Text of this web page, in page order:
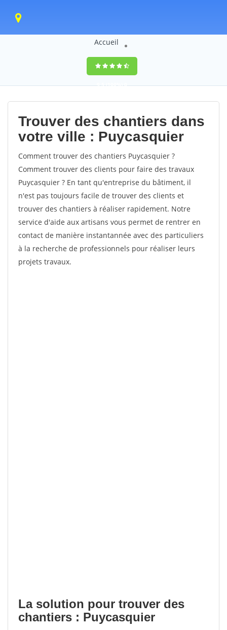
Accueil
9,5(100%)0
votes
Trouver des chantiers dans
votre ville : Puycasquier
Comment trouver des chantiers Puycasquier ?
Comment trouver des clients pour faire des travaux
Puycasquier ? En tant qu'entreprise du bâtiment, il
n'est pas toujours facile de trouver des clients et
trouver des chantiers à réaliser rapidement. Notre
service d'aide aux artisans vous permet de rentrer en
contact de manière instantannée avec des particuliers
à la recherche de professionnels pour réaliser leurs
projets travaux.
La solution pour trouver des
chantiers : Puycasquier